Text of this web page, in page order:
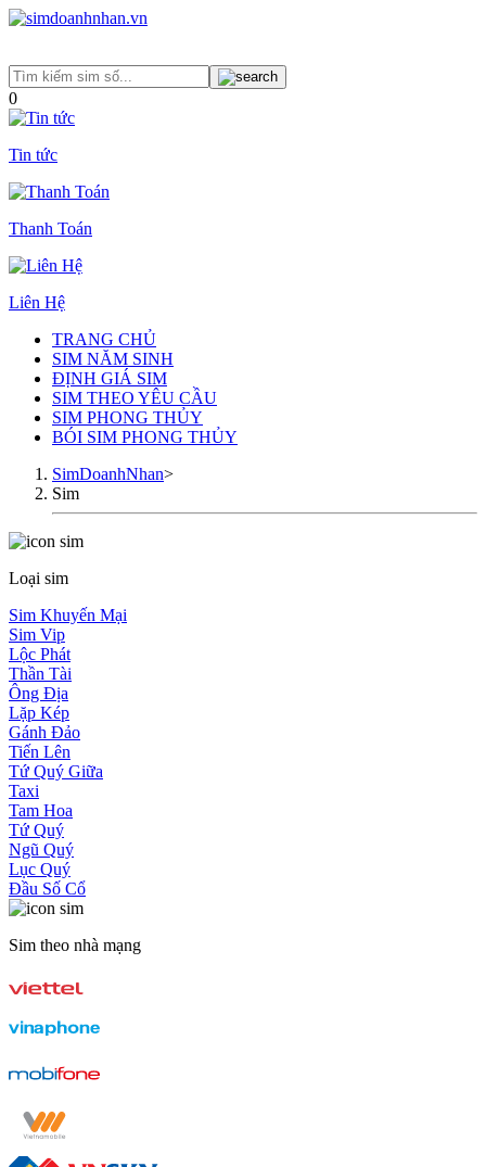
0
Tin tức
Thanh Toán
Liên Hệ
TRANG CHỦ
SIM NĂM SINH
ĐỊNH GIÁ SIM
SIM THEO YÊU CẦU
SIM PHONG THỦY
BÓI SIM PHONG THỦY
SimDoanhNhan>
Sim
Loại sim
Sim Khuyến Mại
Sim Vip
Lộc Phát
Thần Tài
Ông Địa
Lặp Kép
Gánh Đảo
Tiến Lên
Tứ Quý Giữa
Taxi
Tam Hoa
Tứ Quý
Ngũ Quý
Lục Quý
Đầu Số Cổ
Sim theo nhà mạng